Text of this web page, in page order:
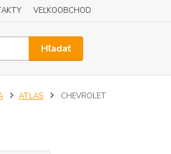
VEĽKOOBCHOD
Hľadať
ATLAS CHEVROLET